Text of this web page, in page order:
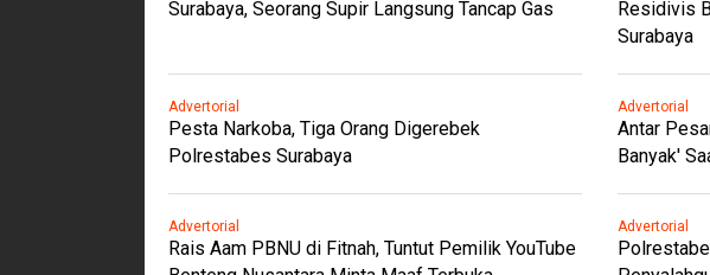
Surabaya, Seorang Supir Langsung Tancap Gas
Residivis
Surabaya
Advertorial
Pesta Narkoba, Tiga Orang Digerebek
Polrestabes Surabaya
Advertorial
Antar
Banyak'
Advertorial
Rais Aam PBNU di Fitnah, Tuntut Pemilik YouTube
Advertorial